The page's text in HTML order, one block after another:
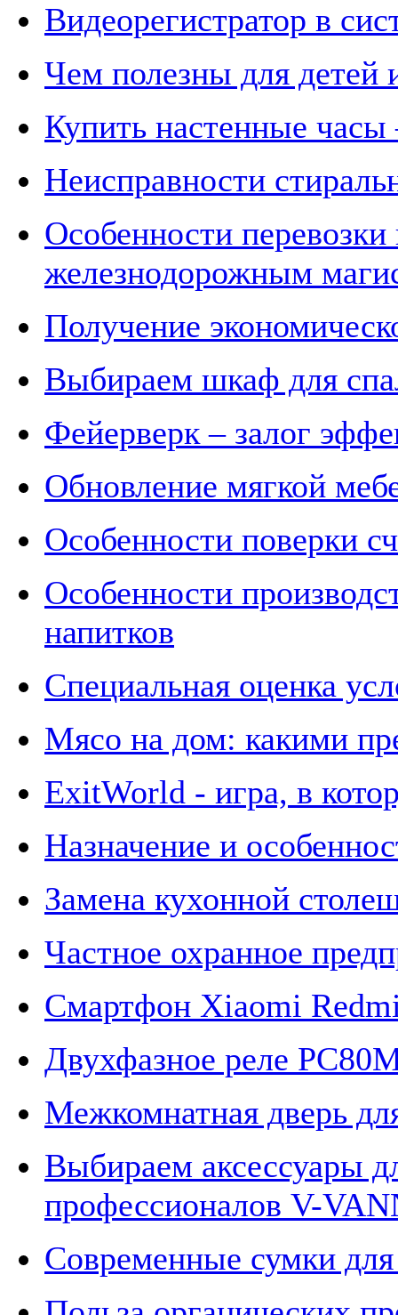
Видеорегистратор в
Чем полезны для детей
Купить настенные
Неисправности
Особенности
железнодорожным
Получение
Выбираем шкаф для
Фейерверк – залог
Обновление мягкой
Особенности поверки
Особенности
напитков
Специальная оценка
Мясо на дом: какими
ExitWorld - игра, в
Назначение и
Замена кухонной
Частное охранное
Смартфон Xiaomi
Двухфазное реле
Межкомнатная дверь
Выбираем аксессуары
профессионалов V-
Современные сумки